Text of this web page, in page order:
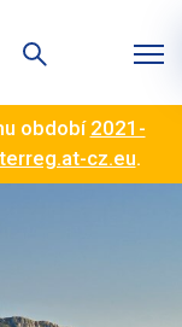
období2021-
cz.eu.